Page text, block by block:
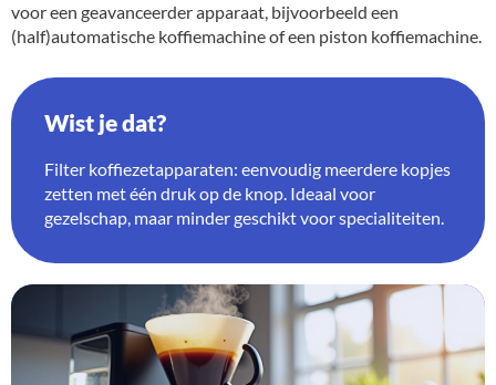
voor een geavanceerder apparaat, bijvoorbeeld een
(half)automatische koffiemachine of een piston koffiemachine.
Wist je dat?
Filter koffiezetapparaten: eenvoudig meerdere kopjes
zetten met één druk op de knop. Ideaal voor
gezelschap, maar minder geschikt voor specialiteiten.